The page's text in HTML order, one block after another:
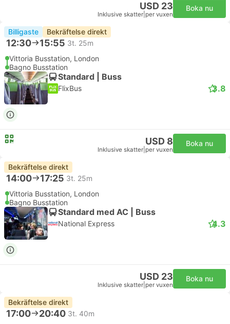
USD 23
Inklusive skatter per vuxen
Boka nu
Billigaste Bekräftelse direkt
12:30 15:55 3t. 25m
Vittoria Busstation, London
Bagno Busstation
Standard | Buss
FlixBus 3.8
USD 8
Inklusive skatter per vuxen
Boka nu
Bekräftelse direkt
14:00 17:25 3t. 25m
Vittoria Busstation, London
Bagno Busstation
Standard med AC | Buss
National Express 4.3
USD 23
Inklusive skatter per vuxen
Boka nu
Bekräftelse direkt
17:00 20:40 3t. 40m